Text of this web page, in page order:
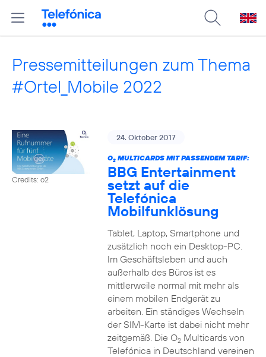
Pressemitteilungen zum Thema
#Ortel_Mobile 2022
Credits: o2
24. Oktober 2017
O2MULTICARDS MIT PASSENDEM TARIF:
BBG Entertainment
setzt auf die
Telefónica
Mobilfunklösung
Tablet, Laptop, Smartphone und
zusätzlich noch ein Desktop-PC.
Im Geschäftsleben und auch
außerhalb des Büros ist es
mittlerweile normal mit mehr als
einem mobilen Endgerät zu
arbeiten. Ein ständiges Wechseln
der SIM-Karte ist dabei nicht mehr
zeitgemäß. Die O2Multicards von
Telefónica in Deutschland vereinen